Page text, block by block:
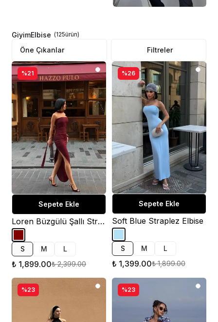
GiyimElbise (125ürün)
Filtreler
%21
Sepete Ekle
Loren Büzgülü Şallı Straplez Elbise
S M L
₺ 1,899.00₺ 2,399.00
%26
Sepete Ekle
Soft Blue Straplez Elbise
S M L
₺ 1,399.00₺ 1,899.00
%23 %23